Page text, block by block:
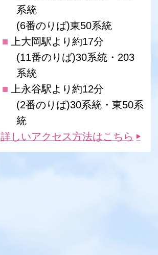
系統
(6番のりば)東50系統
上大岡駅より約17分
(11番のりば)30系統・203
系統
上永谷駅より約12分
(2番のりば)30系統・東50系
統
詳しいアクセス方法はこちら